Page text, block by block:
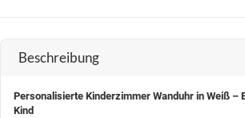
Beschreibung
Personalisierte Kinderzimmer Wanduhr in Weiß –
Kind